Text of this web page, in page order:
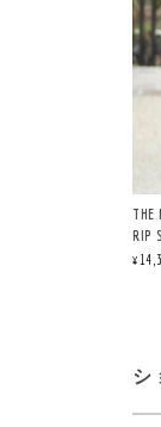
RIP
シ